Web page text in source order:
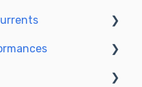
IA
l’IA
de performance